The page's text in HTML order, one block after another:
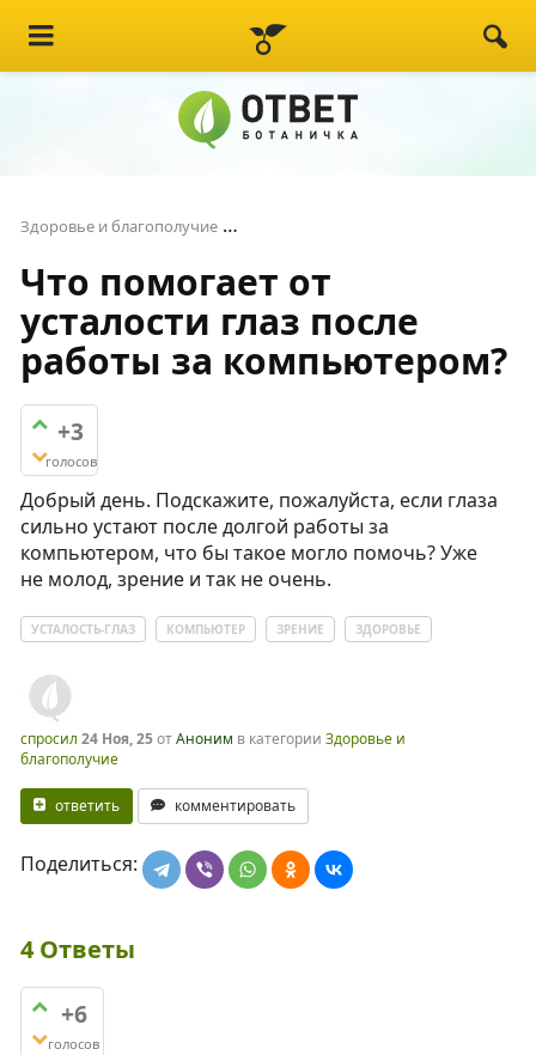
Здоровье и благополучие
Что помогает от
усталости глаз после
работы за компьютером?
+3
голосов
Добрый день. Подскажите, пожалуйста, если глаза
сильно устают после долгой работы за
компьютером, что бы такое могло помочь? Уже
не молод, зрение и так не очень.
УСТАЛОСТЬ-ГЛАЗ КОМПЬЮТЕР ЗРЕНИЕ ЗДОРОВЬЕ
спросил 24 Ноя, 25отАноним в категории Здоровье и
благополучие
ответить комментировать
Поделиться:
4Ответы
+6
голосов